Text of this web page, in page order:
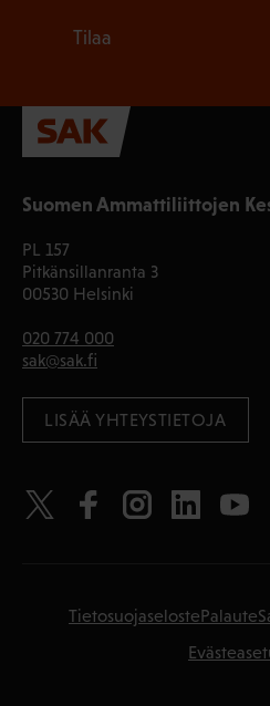
Suomen Ammattiliittojen
PL 157
Pitkänsillanranta 3
00530 Helsinki
020 774 000
sak@sak.fi
LISÄÄ YHTEYSTIETOJA
Tilaa
TietosuojaselostePalaute